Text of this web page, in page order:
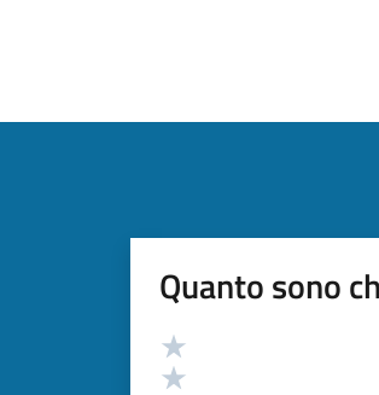
Quanto sono
Valutazione